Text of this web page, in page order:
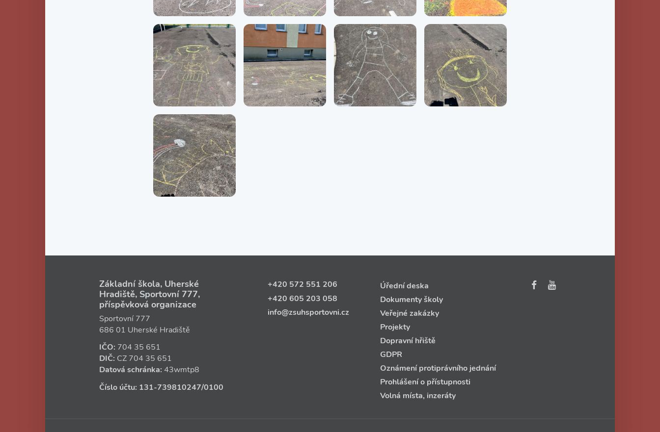
Základní škola, Uherské
Hradiště, Sportovní 777,
příspěvková organizace
Sportovní 777
686 01 Uherské Hradiště
IČO: 704 35 651
DIČ: CZ 704 35 651
Datová schránka: 43wmtp8
Číslo účtu: 131‑739810247/0100
+420 572 551 206
+420 605 203 058
info@zsuhsportovni.cz
Úřední deska
Dokumenty školy
Veřejné zakázky
Projekty
Dopravní hřiště
GDPR
Oznámení protiprávního jednání
Prohlášení o přístupnosti
Volná místa, inzeráty